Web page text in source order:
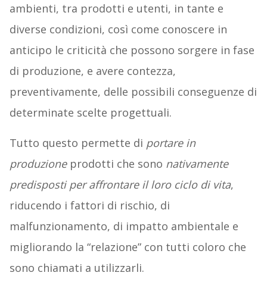
ambienti, tra prodotti e utenti, in tante e
diverse condizioni, così come conoscere in
anticipo le criticità che possono sorgere in fase
di produzione, e avere contezza,
preventivamente, delle possibili conseguenze di
determinate scelte progettuali.
Tutto questo permette di portare in
produzioneprodotti che sono nativamente
predisposti per affrontare il loro ciclo di vita,
riducendo i fattori di rischio, di
malfunzionamento, di impatto ambientale e
migliorando la “relazione” con tutti coloro che
sono chiamati a utilizzarli.